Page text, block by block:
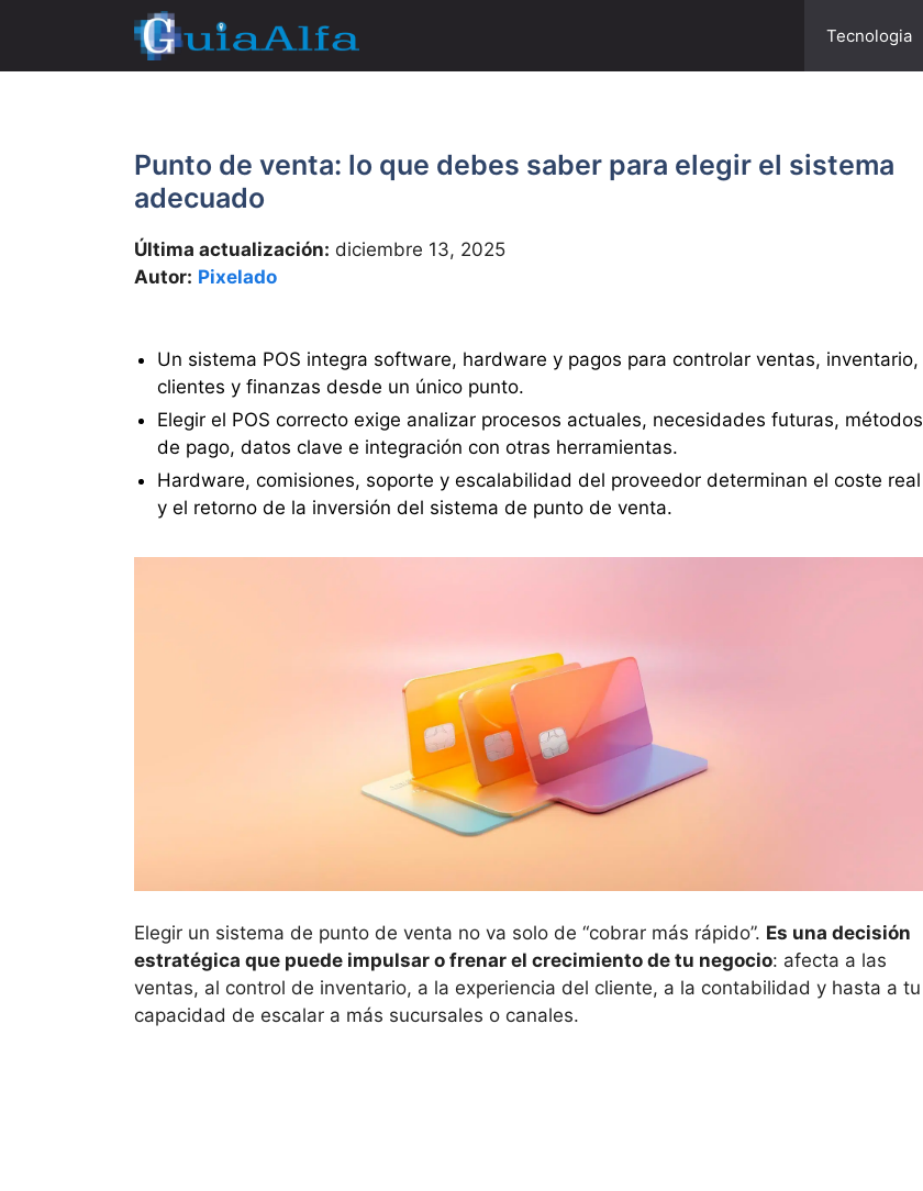
contenido
Tecnologia
Punto de venta: lo que debes saber para elegir el sistema
adecuado
Última actualización: diciembre 13, 2025
Autor: Pixelado
Un sistema POS integra software, hardware y pagos para controlar ventas, inventario,
clientes y finanzas desde un único punto.
Elegir el POS correcto exige analizar procesos actuales, necesidades futuras, métodos
de pago, datos clave e integración con otras herramientas.
Hardware, comisiones, soporte y escalabilidad del proveedor determinan el coste real
y el retorno de la inversión del sistema de punto de venta.
Elegir un sistema de punto de venta no va solo de “cobrar más rápido”. Es una decisión
estratégica que puede impulsar o frenar el crecimiento de tu negocio: afecta a las
ventas, al control de inventario, a la experiencia del cliente, a la contabilidad y hasta a tu
capacidad de escalar a más sucursales o canales.